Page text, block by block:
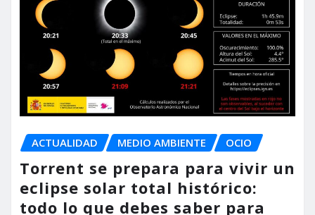
ACTUALIDAD MEDIO AMBIENTE OCIO
Torrent se prepara para vivir un
eclipse solar total histórico:
todo lo que debes saber para